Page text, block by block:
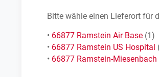
Bitte wähle einen Lieferort für
• 66877 Ramstein Air Base (1)
• 66877 Ramstein US Hospital
• 66877 Ramstein-Miesenbach